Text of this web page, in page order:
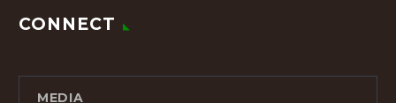
CONNECT
MEDIA